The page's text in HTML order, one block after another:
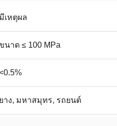
มีเหตุผล
นาด ≤ 100 MPa
ยาง, มหาสมุทร, รถยนต์